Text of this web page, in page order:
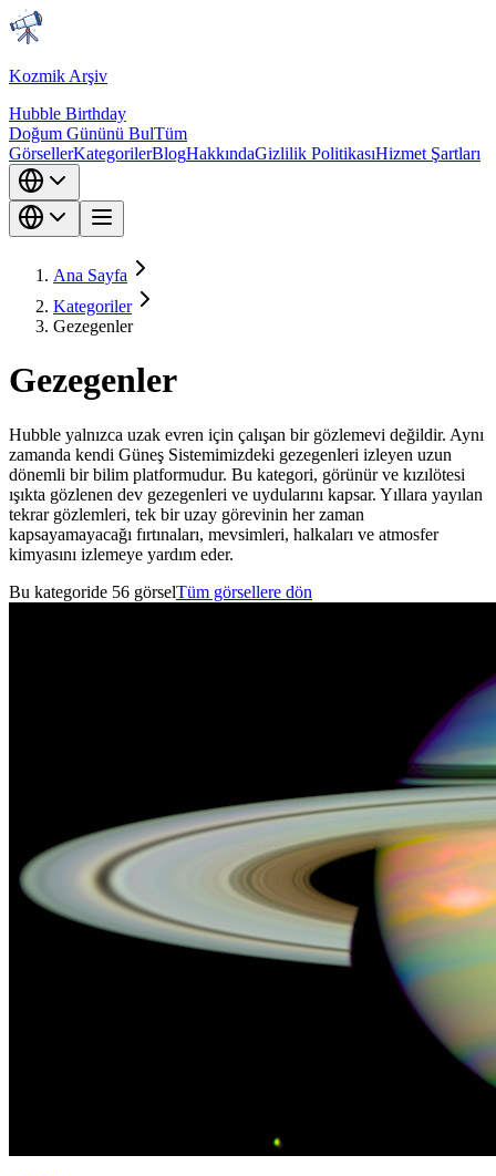
Kozmik Arşiv
Hubble Birthday
Doğum Gününü BulTüm
GörsellerKategorilerBlogHakkındaGizlilik PolitikasıHizmet Şartları
Ana Sayfa
Kategoriler
Gezegenler
Gezegenler
Hubble yalnızca uzak evren için çalışan bir gözlemevi değildir. Aynı
zamanda kendi Güneş Sistemimizdeki gezegenleri izleyen uzun
dönemli bir bilim platformudur. Bu kategori, görünür ve kızılötesi
ışıkta gözlenen dev gezegenleri ve uydularını kapsar. Yıllara yayılan
tekrar gözlemleri, tek bir uzay görevinin her zaman
kapsayamayacağı fırtınaları, mevsimleri, halkaları ve atmosfer
kimyasını izlemeye yardım eder.
Bu kategoride 56 görselTüm görsellere dön